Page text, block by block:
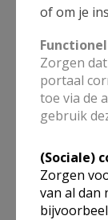
of om je
Zorgen
portaal
toe via de
gebruik
(Sociale)
Zorgen
van al dan